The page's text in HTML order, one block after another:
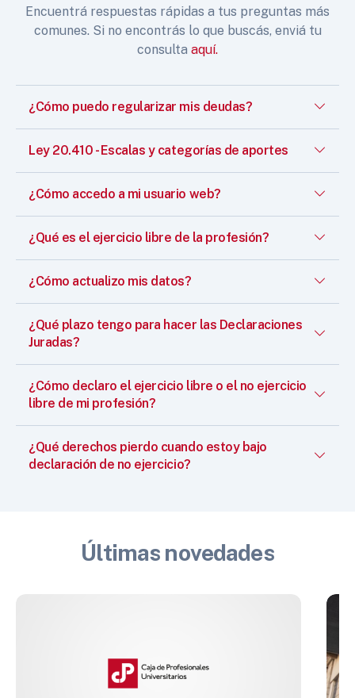
Encuentrá respuestas rápidas a tus preguntas más
comunes. Si no encontrás lo que buscás, enviá tu
consulta aquí.
¿Cómo puedo regularizar mis deudas?
Ley 20.410 - Escalas y categorías de aportes
¿Cómo accedo a mi usuario web?
¿Qué es el ejercicio libre de la profesión?
¿Cómo actualizo mis datos?
¿Qué plazo tengo para hacer las Declaraciones
Juradas?
¿Cómo declaro el ejercicio libre o el no ejercicio
libre de mi profesión?
¿Qué derechos pierdo cuando estoy bajo
declaración de no ejercicio?
Últimas novedades